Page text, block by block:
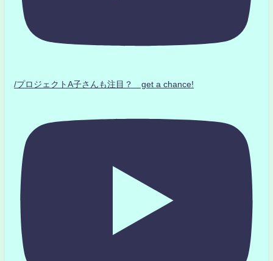
/プロジェクトA子さんも注目？ get a chance!